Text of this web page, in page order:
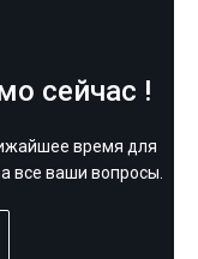
сейчас !
время для
все ваши вопросы.